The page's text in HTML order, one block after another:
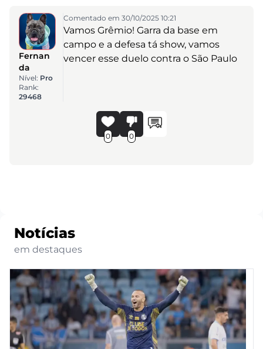
Fernan
da
Nível: Pro
Rank:
29468
Comentado em 30/10/2025 10:21
Vamos Grêmio! Garra da base em
campo e a defesa tá show, vamos
vencer esse duelo contra o São Paulo
0 0
Notícias
em destaques